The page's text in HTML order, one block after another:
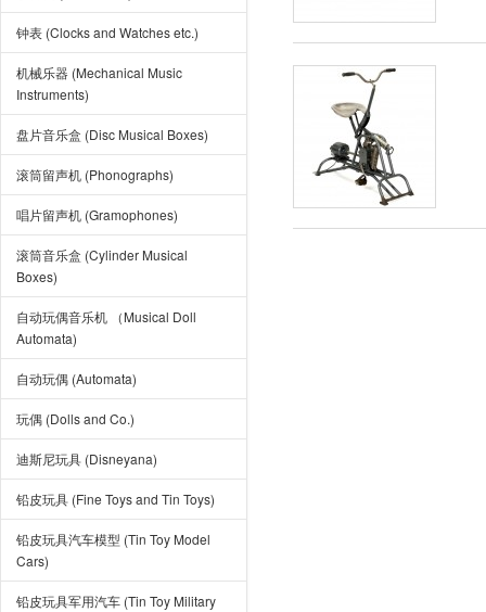
钟表 (Clocks and Watches etc.)
机械乐器 (Mechanical Music
Instruments)
盘片音乐盒 (Disc Musical Boxes)
滚筒留声机 (Phonographs)
唱片留声机 (Gramophones)
滚筒音乐盒 (Cylinder Musical
Boxes)
自动玩偶音乐机 （Musical Doll
Automata)
自动玩偶 (Automata)
玩偶 (Dolls and Co.)
迪斯尼玩具 (Disneyana)
铅皮玩具 (Fine Toys and Tin Toys)
铅皮玩具汽车模型 (Tin Toy Model
Cars)
铅皮玩具军用汽车 (Tin Toy Military